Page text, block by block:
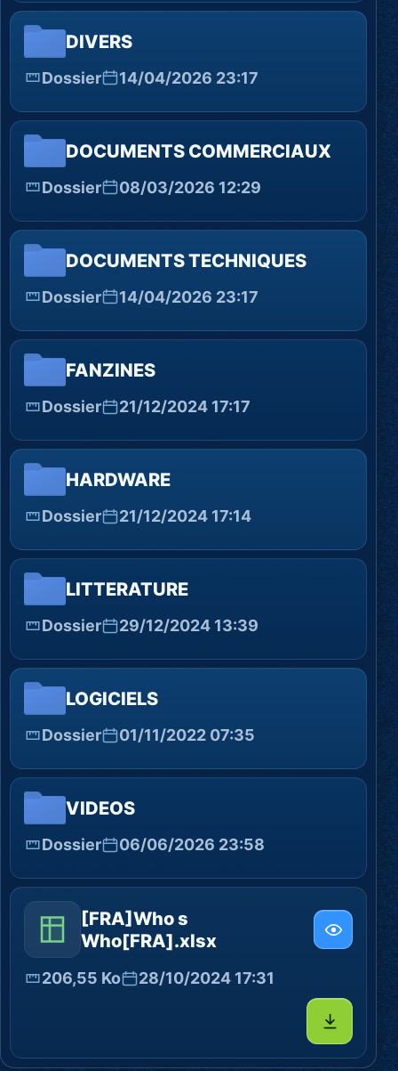
DIVERS
Dossier 14/04/2026 23:17
DOCUMENTS COMMERCIAUX
Dossier 08/03/2026 12:29
DOCUMENTS TECHNIQUES
Dossier 14/04/2026 23:17
FANZINES
Dossier 21/12/2024 17:17
HARDWARE
Dossier 21/12/2024 17:14
LITTERATURE
Dossier 29/12/2024 13:39
LOGICIELS
Dossier 01/11/2022 07:35
VIDEOS
Dossier 06/06/2026 23:58
[FRA]Who s
Who[FRA].xlsx
206,55 Ko 28/10/2024 17:31